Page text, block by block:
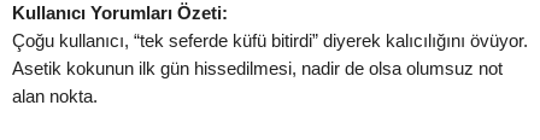
Kullanıcı Yorumları Özeti:
Çoğu kullanıcı, “tek seferde küfü bitirdi” diyerek kalıcılığını övüyor.
Asetik kokunun ilk gün hissedilmesi, nadir de olsa olumsuz not
alan nokta.